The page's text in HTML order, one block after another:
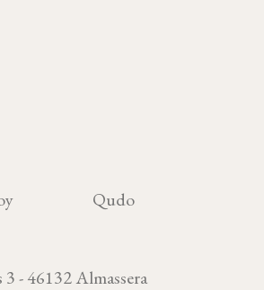
Qudo
- 46132 Almassera